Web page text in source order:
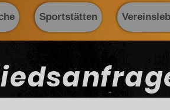
Sportstätten